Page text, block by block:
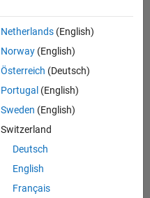
Netherlands(English)
Norway(English)
Österreich (Deutsch)
Portugal (English)
Sweden (English)
Switzerland
Deutsch
English
Français